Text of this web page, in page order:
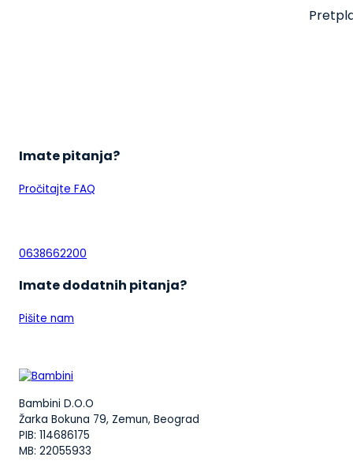
Imate pitanja?
Pročitajte FAQ
0638662200
Imate dodatnih pitanja?
Pišite nam
Bambini D.O.O
Žarka Bokuna 79, Zemun, Beograd
PIB: 114686175
MB: 22055933